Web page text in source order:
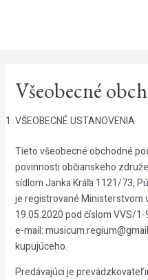
Všeobecné
VŠEOBECNÉ USTANOVENIA
Tieto všeobecné obchodné
povinnosti občianskeho
sídlom Janka Kráľa 1121/73,
je registrované Ministerstvom
19.05.2020 pod číslom VVS/
e-mail:
kupujúceho.
Predávajúci je